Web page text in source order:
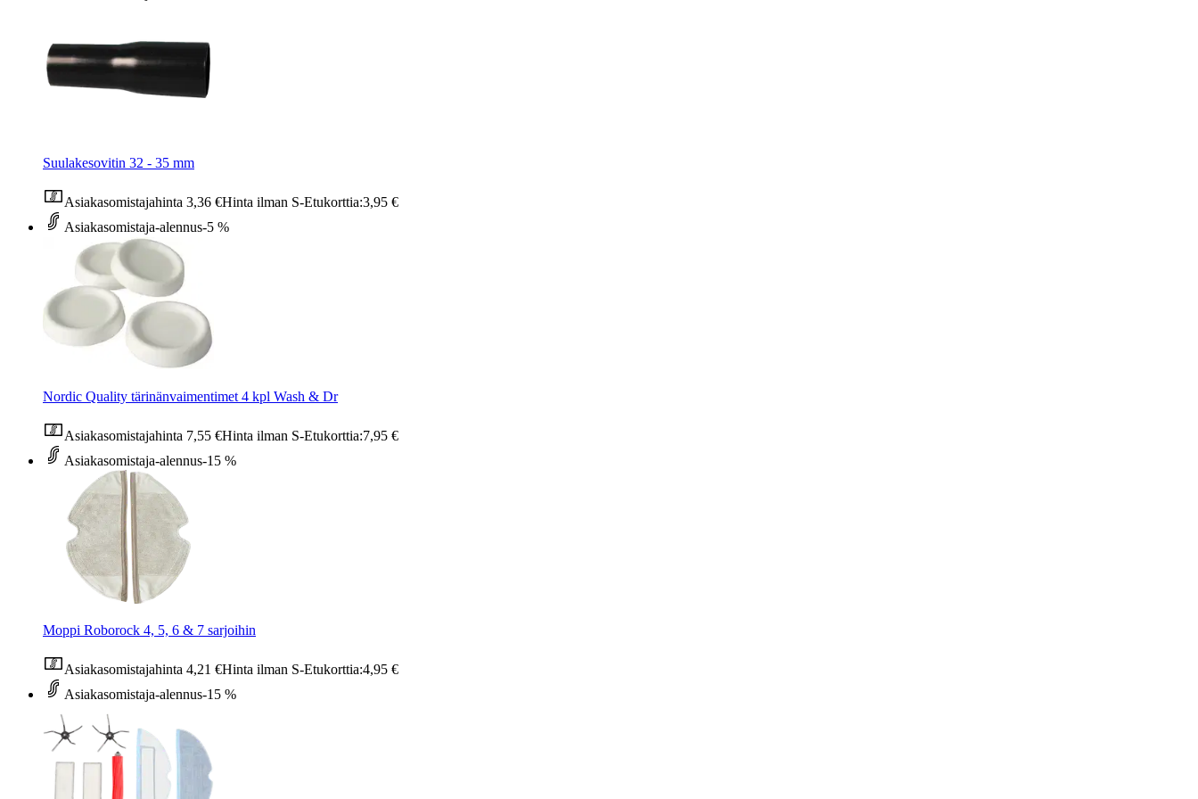
Suulakesovitin 32 - 35 mm
Asiakasomistajahinta 3,36 €Hinta ilman S-Etukorttia:3,95 €
Asiakasomistaja-alennus-5 %
Nordic Quality tärinänvaimentimet 4 kpl Wash & Dr
Asiakasomistajahinta 7,55 €Hinta ilman S-Etukorttia:7,95 €
Asiakasomistaja-alennus-15 %
Moppi Roborock 4, 5, 6 & 7 sarjoihin
Asiakasomistajahinta 4,21 €Hinta ilman S-Etukorttia:4,95 €
Asiakasomistaja-alennus-15 %